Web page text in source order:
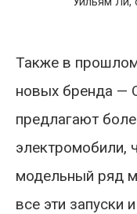
Также в
новых бренда —
предлагают
электромобили,
модельный ряд
все эти запуски